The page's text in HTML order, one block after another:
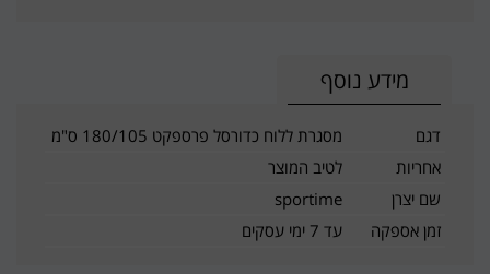
מידע נוסף
דגם
מסגרת ללוח כדורסל פרספקט 180/105 ס"מ
אחריות
לטיב המוצר
שם יצרן
sportime
זמן אספקה
עד 7 ימי עסקים